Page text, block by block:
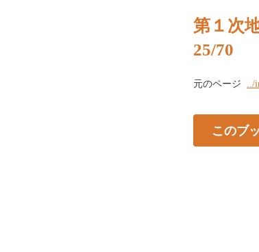
第１次
25/70
元のページ ../
このブ